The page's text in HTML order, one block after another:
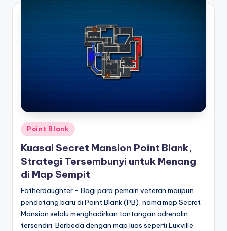
Posted
in
Point Blank
Kuasai Secret Mansion Point Blank,
Strategi Tersembunyi untuk Menang
di Map Sempit
Fatherdaughter - Bagi para pemain veteran maupun
pendatang baru di Point Blank (PB), nama map Secret
Mansion selalu menghadirkan tantangan adrenalin
tersendiri. Berbeda dengan map luas seperti Luxville